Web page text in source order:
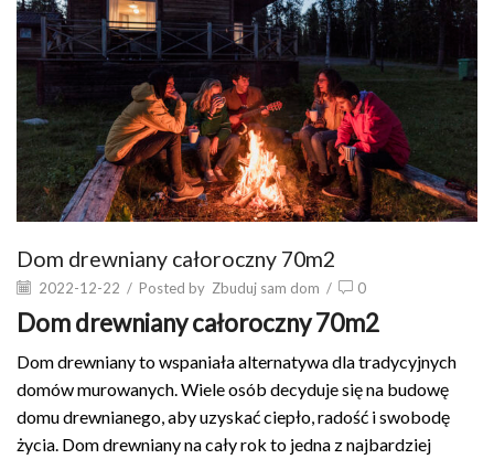
Dom drewniany całoroczny 70m2
2022-12-22 / Posted by Zbuduj sam dom / 0
Dom drewniany całoroczny 70m2
Dom drewniany to wspaniała alternatywa dla tradycyjnych
domów murowanych. Wiele osób decyduje się na budowę
domu drewnianego, aby uzyskać ciepło, radość i swobodę
życia. Dom drewniany na cały rok to jedna z najbardziej